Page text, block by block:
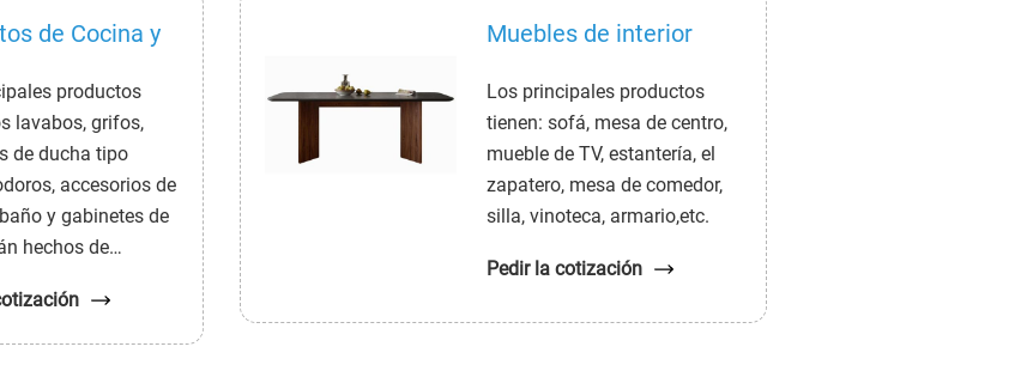
de Cocina y
productos
lavabos, grifos,
de ducha tipo
accesorios de
y gabinetes de
hechos de
Muebles de interior
Los principales productos
tienen: sofá, mesa de centro,
mueble de TV, estantería, el
zapatero, mesa de comedor,
silla, vinoteca, armario,etc.
Pedir la cotización